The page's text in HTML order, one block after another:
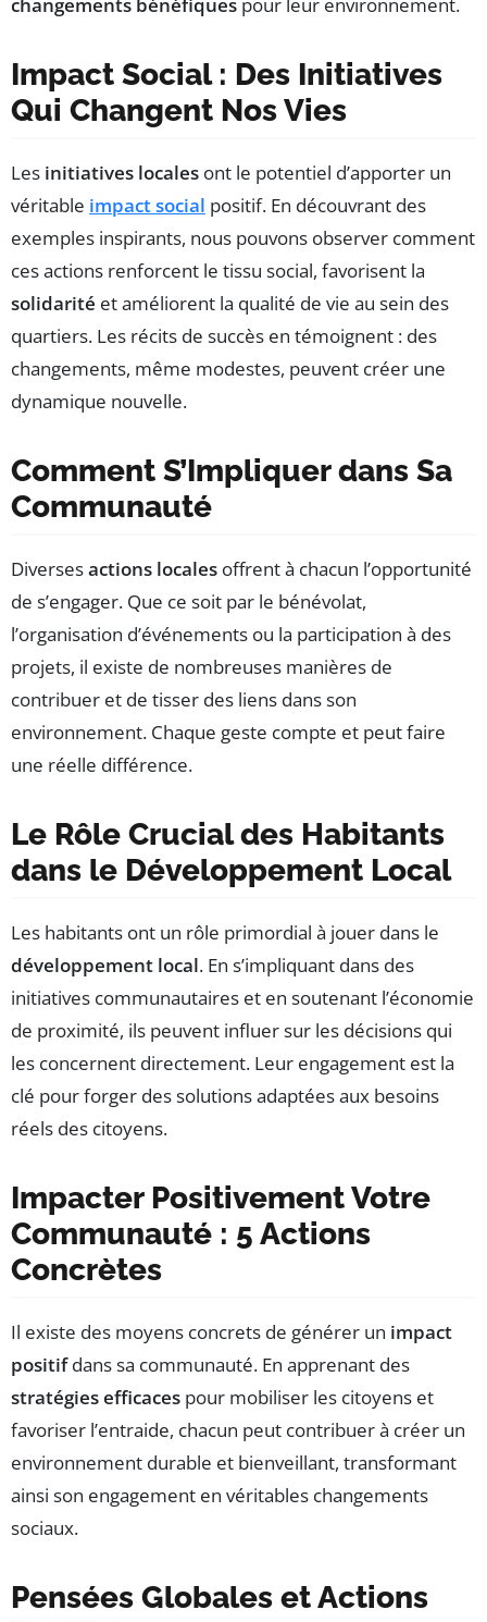
Impact Social : Des Initiatives
Qui Changent Nos Vies
Les initiatives locales ont le potentiel d’apporter un
véritable impact social positif. En découvrant des
exemples inspirants, nous pouvons observer comment
ces actions renforcent le tissu social, favorisent la
solidarité et améliorent la qualité de vie au sein des
quartiers. Les récits de succès en témoignent : des
changements, même modestes, peuvent créer une
dynamique nouvelle.
Comment S’Impliquer dans Sa
Communauté
Diversesactions locales offrent à chacun l’opportunité
de s’engager. Que ce soit par le bénévolat,
l’organisation d’événements ou la participation à des
projets, il existe de nombreuses manières de
contribuer et de tisser des liens dans son
environnement. Chaque geste compte et peut faire
une réelle différence.
Le Rôle Crucial des Habitants
dans le Développement Local
Les habitants ont un rôle primordial à jouer dans le
développement local. En s’impliquant dans des
initiatives communautaires et en soutenant l’économie
de proximité, ils peuvent influer sur les décisions qui
les concernent directement. Leur engagement est la
clé pour forger des solutions adaptées aux besoins
réels des citoyens.
Impacter Positivement Votre
Communauté : 5 Actions
Concrètes
Il existe des moyens concrets de générer un impact
positifdans sa communauté. En apprenant des
stratégies efficaces pour mobiliser les citoyens et
favoriser l’entraide, chacun peut contribuer à créer un
environnement durable et bienveillant, transformant
ainsi son engagement en véritables changements
sociaux.
Pensées Globales et Actions